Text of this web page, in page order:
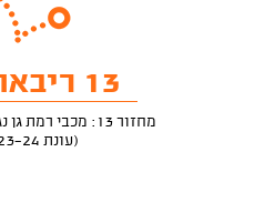
13 ריבאונדים
מחזור 13: מכבי רמת גן נגד הפועל עפולה
(עונת 2023-24)